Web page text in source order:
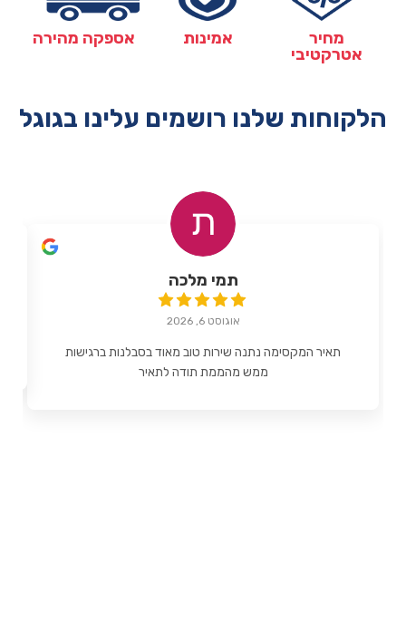
מחיר
אטרקטיבי
אמינות אספקה מהירה
הלקוחות שלנו רושמים עלינו בגוגל
תמי מלכה
אוגוסט 6, 2026
תאיר המקסימה נתנה שירות טוב מאוד בסבלנות ברגישות
ממש מהממת תודה לתאיר